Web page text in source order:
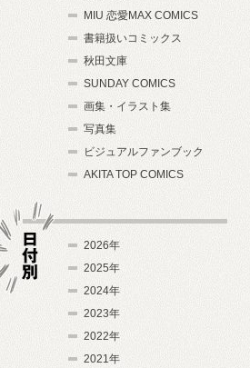
MIU 恋愛MAX COMICS
書籍扱いコミックス
秋田文庫
SUNDAY COMICS
画集・イラスト集
写真集
ビジュアルファンブック
AKITA TOP COMICS
2026年
2025年
2024年
2023年
2022年
2021年